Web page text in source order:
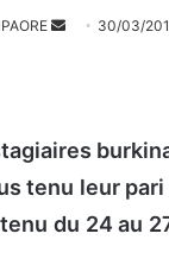
r
u
30/03/
tenu leur
du 24 au